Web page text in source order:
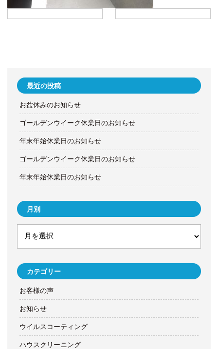
最近の投稿
お盆休みのお知らせ
ゴールデンウイーク休業日のお知らせ
年末年始休業日のお知らせ
ゴールデンウイーク休業日のお知らせ
年末年始休業日のお知らせ
月別
カテゴリー
お客様の声
お知らせ
ウイルスコーティング
ハウスクリーニング